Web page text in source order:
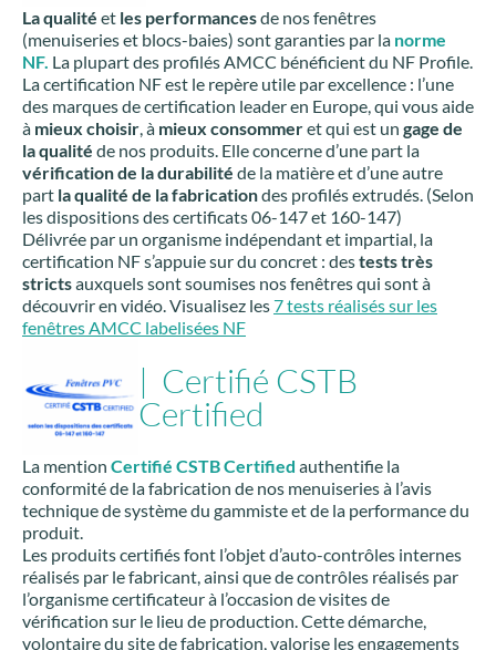
La qualité et les performancesde nos fenêtres
(menuiseries et blocs-baies) sont garanties par la norme
NF. La plupart des profilés AMCC bénéficient du NF Profile.
La certification NF est le repère utile par excellence : l’une
des marques de certification leader en Europe, qui vous aide
à mieux choisir, à mieux consommeret qui est un gage de
la qualité de nos produits. Elle concerne d’une part la
vérification de la durabilité de la matière et d’une autre
part la qualité de la fabricationdes profilés extrudés. (Selon
les dispositions des certificats 06-147 et 160-147)
Délivrée par un organisme indépendant et impartial, la
certification NF s’appuie sur du concret : destests très
strictsauxquels sont soumises nos fenêtres qui sont à
découvrir en vidéo. Visualisez les7 tests réalisés sur les
fenêtres AMCC labelisées NF
| Certifié CSTB
Certified
La mention Certifié CSTB Certified authentifie la
conformité de la fabrication de nos menuiseries à l’avis
technique de système du gammiste et de la performance du
produit.
Les produits certifiés font l’objet d’auto-contrôles internes
réalisés par le fabricant, ainsi que de contrôles réalisés par
l’organisme certificateur à l’occasion de visites de
vérification sur le lieu de production. Cette démarche,
volontaire du site de fabrication, valorise les engagements